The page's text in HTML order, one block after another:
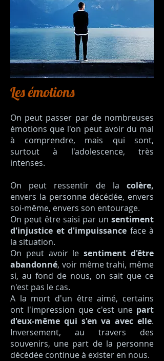
Les émotions
On peut passer par de nombreuses
émotions que l'on peut avoir du mal
à comprendre, mais qui sont,
surtout à l'adolescence, très
intenses.
On peut ressentir de la colère,
envers la personne décédée, envers
soi-même, envers son entourage.
On peut être saisi par un sentiment
d'injustice et d'impuissance face à
la situation.
On peut avoir lesentiment d'être
abandonné, voir même trahi, même
si, au fond de nous, on sait que ce
n'est pas le cas.
A la mort d'un être aimé, certains
ont l'impression que c'est une part
d'eux-même qui s'en va avec elle.
Inversement, au travers des
souvenirs, une part de la personne
décédée continue à exister en nous.